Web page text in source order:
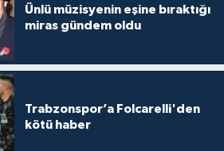
Ünlü müzisyenin eşine bıraktığı
miras gündem oldu
Trabzonspor’a Folcarelli'den
kötü haber